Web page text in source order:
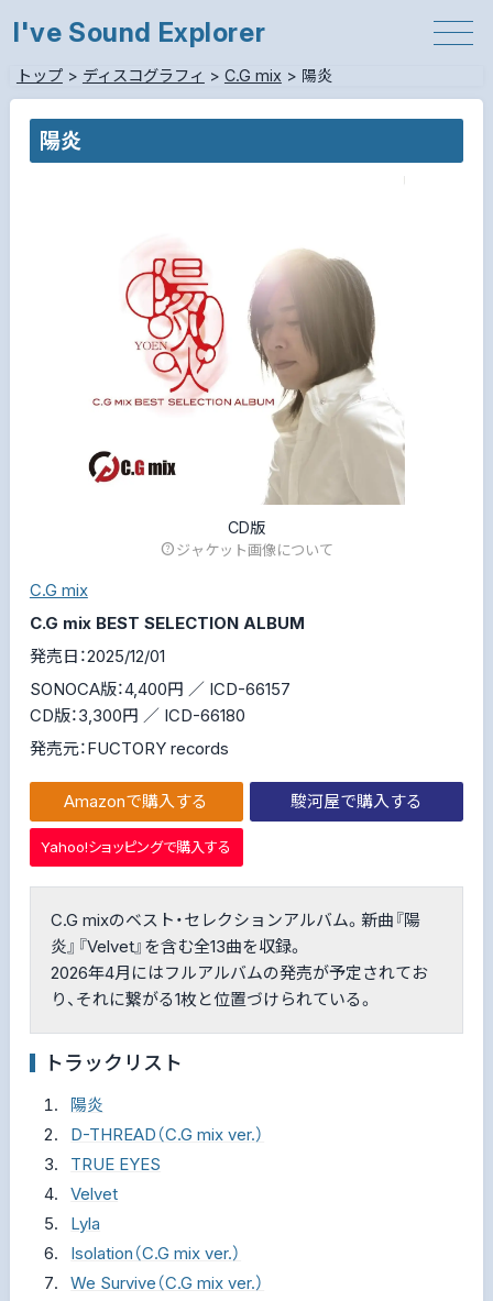
I've Sound Explorer
トップ> ディスコグラフィ > C.G mix > 陽炎
陽炎
CD版
ジャケット画像について
C.G mix
C.G mix BEST SELECTION ALBUM
発売日：2025/12/01
SONOCA版：4,400円 ／ ICD-66157
CD版：3,300円 ／ ICD-66180
発売元：FUCTORY records
Amazonで購入する 駿河屋で購入する
Yahoo!ショッピングで購入する
C.G mixのベスト・セレクションアルバム。新曲『陽
炎』『Velvet』を含む全13曲を収録。
2026年4月にはフルアルバムの発売が予定されてお
り、それに繋がる1枚と位置づけられている。
トラックリスト
陽炎
D-THREAD（C.G mix ver.）
TRUE EYES
Velvet
Lyla
Isolation（C.G mix ver.）
We Survive（C.G mix ver.）